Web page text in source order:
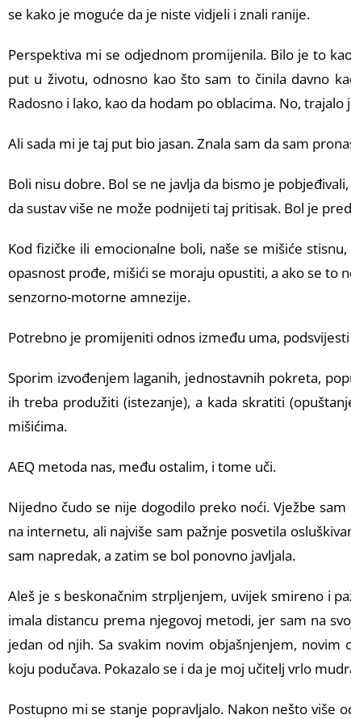
se kako je moguće da je niste vidjeli i znali ranije.
Perspektiva mi se odjednom promijenila. Bilo je to
put u životu, odnosno kao što sam to činila davno
Radosno i lako, kao da hodam po oblacima. No,
Ali sada mi je taj put bio jasan. Znala sam da sam
Boli nisu dobre. Bol se ne javlja da bismo je
da sustav više ne može podnijeti taj pritisak. Bol je
Kod fizičke ili emocionalne boli, naše se mišiće
opasnost prođe, mišići se moraju opustiti, a ako se
senzorno-motorne amnezije.
Potrebno je promijeniti odnos između uma,
Sporim izvođenjem laganih, jednostavnih pokreta,
ih treba produžiti (istezanje), a kada skratiti
mišićima.
AEQ metoda nas, među ostalim, i tome uči.
Nijedno čudo se nije dogodilo preko noći. Vježbe
na internetu, ali najviše sam pažnje posvetila
sam napredak, a zatim se bol ponovno javljala.
Aleš je s beskonačnim strpljenjem, uvijek smireno i
imala distancu prema njegovoj metodi, jer sam na
jedan od njih. Sa svakim novim objašnjenjem,
koju podučava. Pokazalo se i da je moj učitelj vrlo
Postupno mi se stanje popravljalo. Nakon nešto više